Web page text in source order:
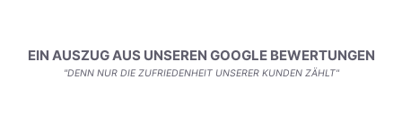
EIN AUSZUG AUS UNSEREN GOOGLE BEWERTUNGEN
"DENN NUR DIE ZUFRIEDENHEIT UNSERER KUNDEN ZÄHLT"